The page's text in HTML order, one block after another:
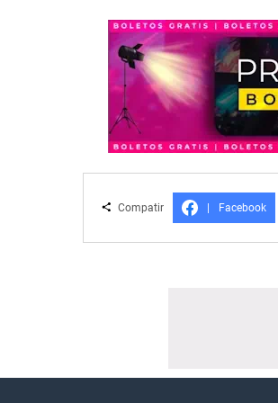
Compatir | Facebook